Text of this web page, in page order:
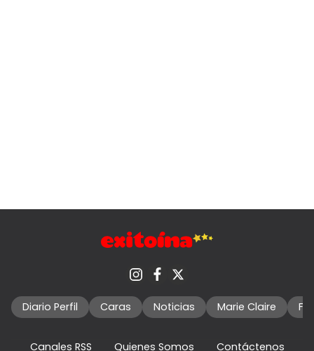
Diario Perfil Caras Noticias Marie Claire
Canales RSS Quienes Somos Contáctenos